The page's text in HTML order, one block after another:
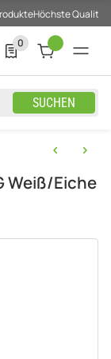
Höchste Qualität
SUCHEN
Notifizierungen
0
0 Produkte in der
Weiß/Eiche